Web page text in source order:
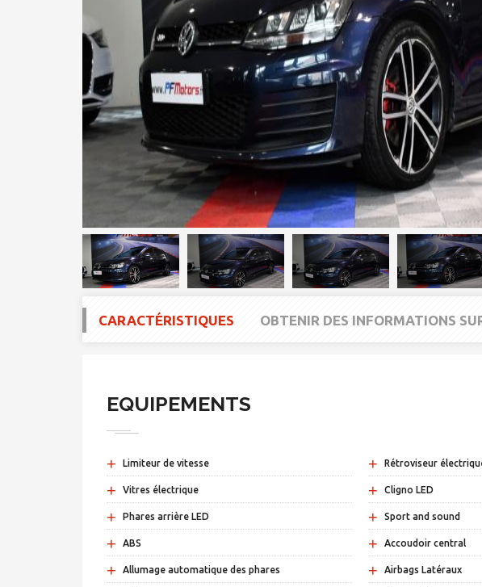
CARACTÉRISTIQUES OBTENIR DES INFORMATIONS
EQUIPEMENTS
+ Limiteur de vitesse + Rétroviseur
+ Vitres électrique + Cligno LED
+ Phares arrière LED + Sport and sound
+ ABS + Accoudoir central
+ Allumage automatique des phares + Airbags Latéraux